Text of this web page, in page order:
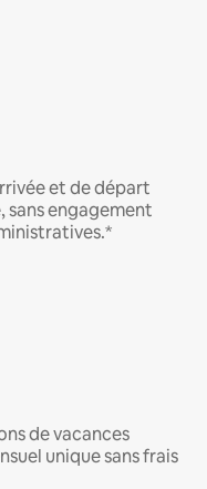
et de départ
sans engagement
de vacances
unique sans frais